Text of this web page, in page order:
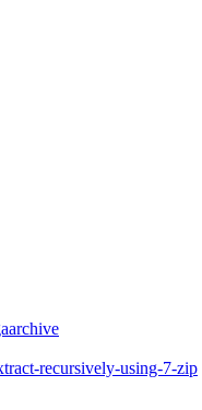
recursively-using-7-zip